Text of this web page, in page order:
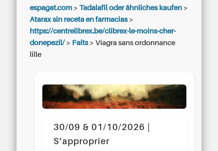
espagat.com >Tadalafil oder ähnliches kaufen >
Atarax sin receta en farmacias>
https://centrelibrex.be/clibrex-le-moins-cher-
donepezil/> Faits>Viagra sans ordonnance
lille
30/09 & 01/10/2026 |
S’approprier